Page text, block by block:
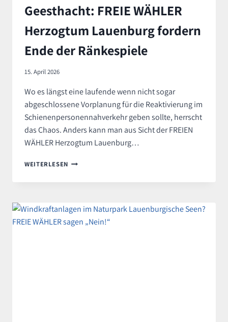
Geesthacht: FREIE WÄHLER
Herzogtum Lauenburg fordern
Ende der Ränkespiele
15. April 2026
Wo es längst eine laufende wenn nicht sogar
abgeschlossene Vorplanung für die Reaktivierung im
Schienenpersonennahverkehr geben sollte, herrscht
das Chaos. Anders kann man aus Sicht der FREIEN
WÄHLER Herzogtum Lauenburg…
WEITERLESEN BAHNLINIE
–
WÄHLER
HERZOGTUM